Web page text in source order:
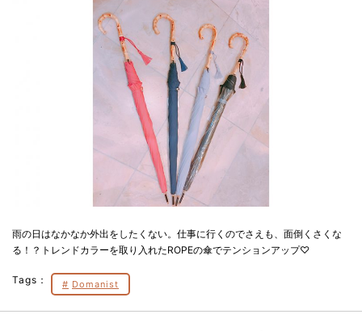
雨の日はなかなか外出をしたくない。仕事に行くのでさえも、面倒くさくな
る！？トレンドカラーを取り入れたROPEの傘でテンションアップ♡
Tags： Domanist